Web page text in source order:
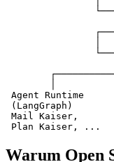
│
Agent Runtime
(LangGraph)
Mail Kaiser,
Plan Kaiser, ...
Warum Open